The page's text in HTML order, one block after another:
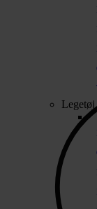
Legetøj